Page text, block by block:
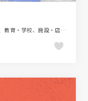
タイポグラフィー、ブルー系、大きめ写真、教育・学校、施設・店舗サイト、海外サイト